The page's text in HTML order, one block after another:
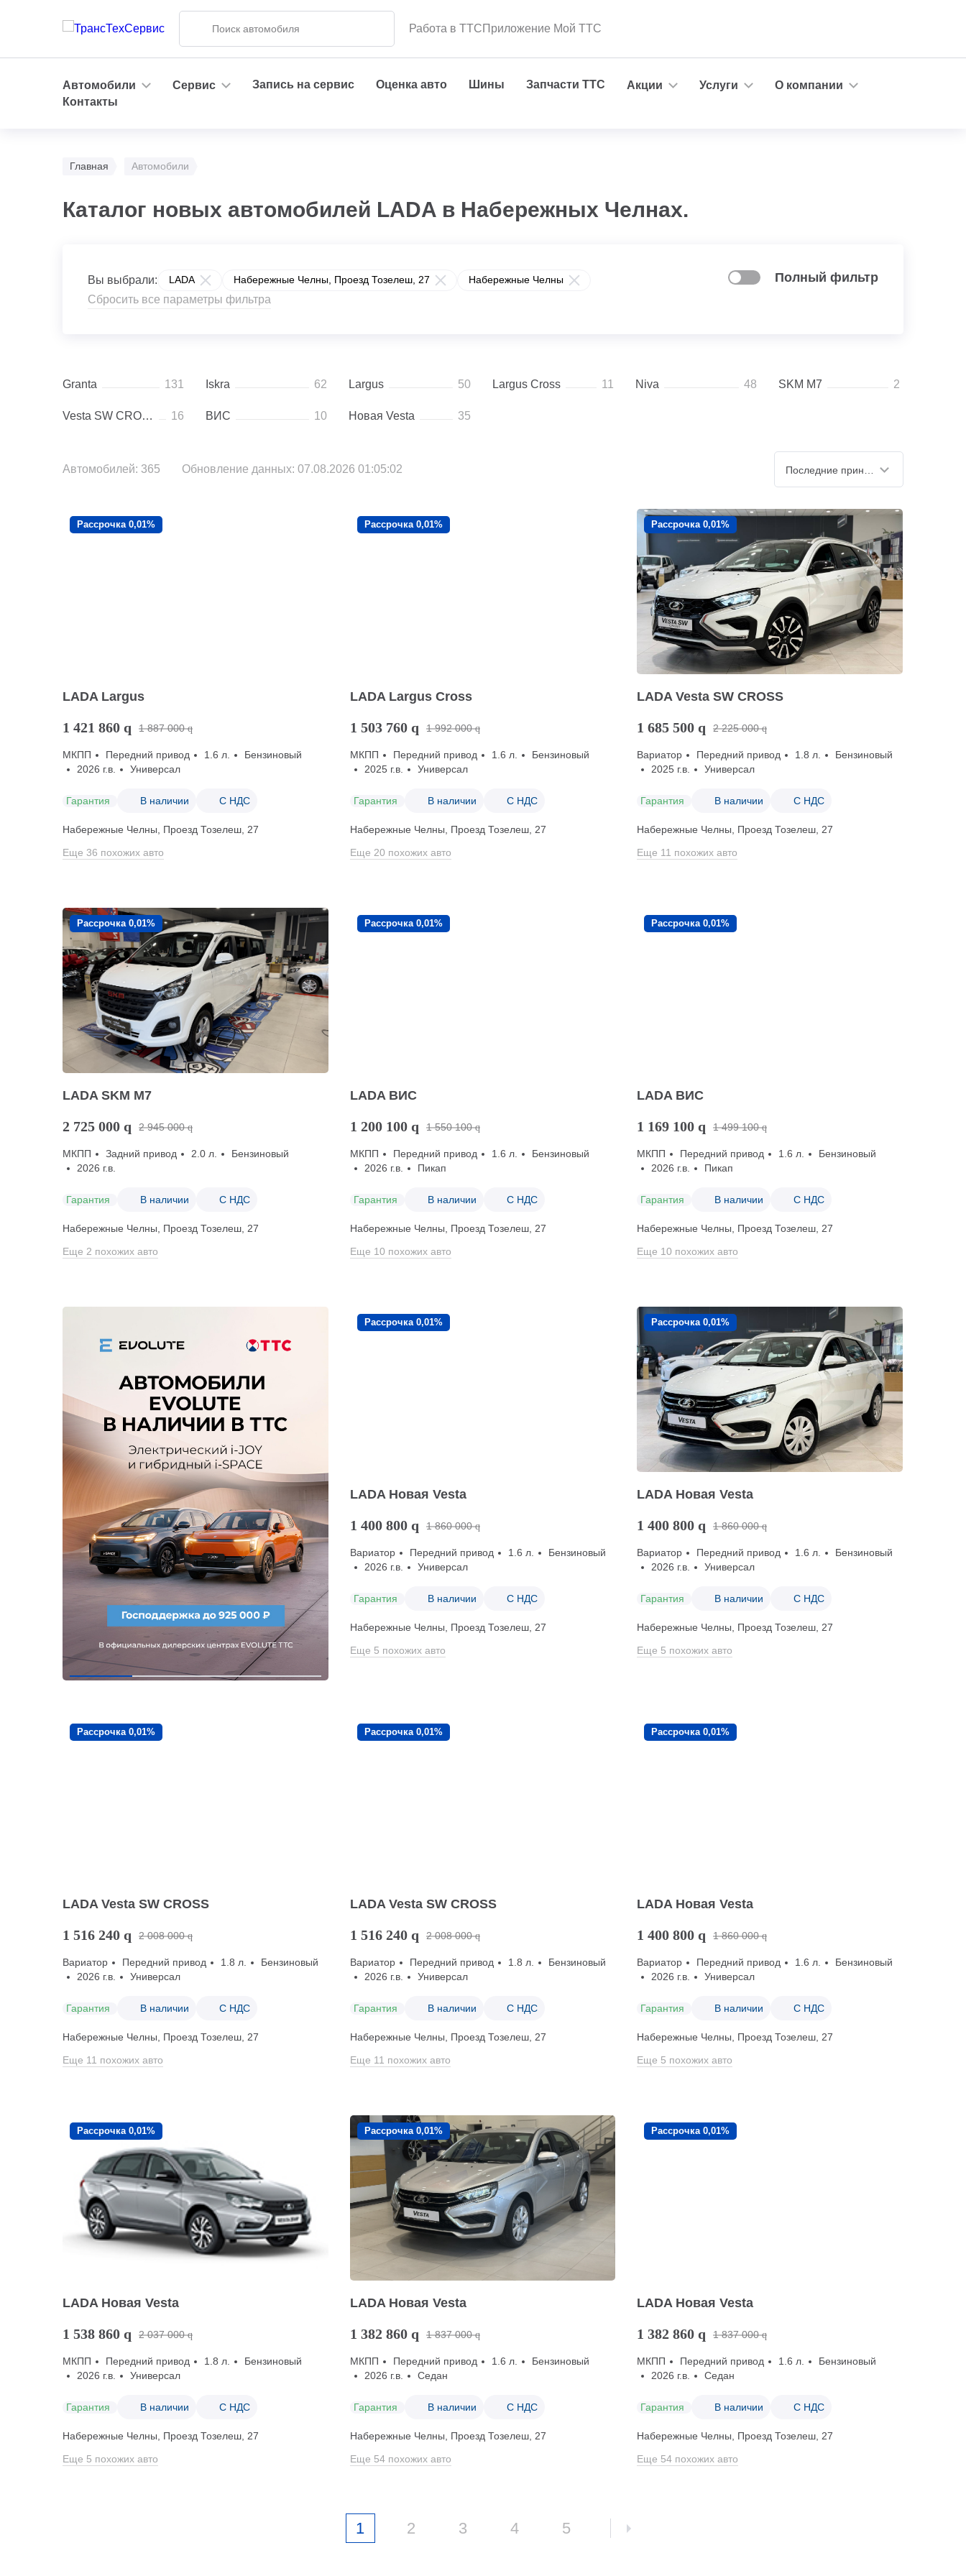
Работа в ТТСПриложение Мой ТТС
Автомобили Сервис Запись на сервис Оценка авто Шины Запчасти ТТС Акции Услуги
О компании
Контакты
Главная Автомобили
Каталог новых автомобилей LADA в Набережных Челнах.
Вы выбрали: LADA Набережные Челны, Проезд ​Тозелеш, 27 Набережные Челны
Сбросить все параметры фильтра
Полный фильтр
Granta 131 Iskra 62 Largus 50 Largus Cross 11 Niva 48 SKM M7 2
Vesta SW CROSS 16 ВИС 10 Новая Vesta 35
Автомобилей: 365 Обновление данных: 07.08.2026 01:05:02
Рассрочка 0,01%
LADA Largus
1 421 860 q 1 887 000 q
МКПП Передний привод 1.6 л.
Бензиновый
2026 г.в.
Универсал
Гарантия В наличии С НДС
Набережные Челны, Проезд ​Тозелеш, 27
Еще 36 похожих авто
Рассрочка 0,01%
LADA Largus Cross
1 503 760 q 1 992 000 q
МКПП Передний привод 1.6 л.
Бензиновый
2025 г.в.
Универсал
Гарантия В наличии С НДС
Набережные Челны, Проезд ​Тозелеш, 27
Еще 20 похожих авто
Рассрочка 0,01%
LADA Vesta SW CROSS
1 685 500 q 2 225 000 q
Вариатор Передний привод 1.8 л.
Бензиновый
2025 г.в.
Универсал
Гарантия В наличии С НДС
Набережные Челны, Проезд ​Тозелеш, 27
Еще 11 похожих авто
Рассрочка 0,01%
LADA SKM M7
2 725 000 q 2 945 000 q
МКПП Задний привод 2.0 л.
Бензиновый
2026 г.в.
Гарантия В наличии С НДС
Набережные Челны, Проезд ​Тозелеш, 27
Еще 2 похожих авто
Рассрочка 0,01%
LADA ВИС
1 200 100 q 1 550 100 q
МКПП Передний привод 1.6 л.
Бензиновый
2026 г.в.
Пикап
Гарантия В наличии С НДС
Набережные Челны, Проезд ​Тозелеш, 27
Еще 10 похожих авто
Рассрочка 0,01%
LADA ВИС
1 169 100 q 1 499 100 q
МКПП Передний привод 1.6 л.
Бензиновый
2026 г.в.
Пикап
Гарантия В наличии С НДС
Набережные Челны, Проезд ​Тозелеш, 27
Еще 10 похожих авто
Рассрочка 0,01%
LADA Новая Vesta
1 400 800 q 1 860 000 q
Вариатор Передний привод 1.6 л.
Бензиновый
2026 г.в.
Универсал
Гарантия В наличии С НДС
Набережные Челны, Проезд ​Тозелеш, 27
Еще 5 похожих авто
Рассрочка 0,01%
LADA Новая Vesta
1 400 800 q 1 860 000 q
Вариатор Передний привод 1.6 л.
Бензиновый
2026 г.в.
Универсал
Гарантия В наличии С НДС
Набережные Челны, Проезд ​Тозелеш, 27
Еще 5 похожих авто
Рассрочка 0,01%
LADA Vesta SW CROSS
1 516 240 q 2 008 000 q
Вариатор Передний привод 1.8 л.
Бензиновый
2026 г.в.
Универсал
Гарантия В наличии С НДС
Набережные Челны, Проезд ​Тозелеш, 27
Еще 11 похожих авто
Рассрочка 0,01%
LADA Vesta SW CROSS
1 516 240 q 2 008 000 q
Вариатор Передний привод 1.8 л.
Бензиновый
2026 г.в.
Универсал
Гарантия В наличии С НДС
Набережные Челны, Проезд ​Тозелеш, 27
Еще 11 похожих авто
Рассрочка 0,01%
LADA Новая Vesta
1 400 800 q 1 860 000 q
Вариатор Передний привод 1.6 л.
Бензиновый
2026 г.в.
Универсал
Гарантия В наличии С НДС
Набережные Челны, Проезд ​Тозелеш, 27
Еще 5 похожих авто
Рассрочка 0,01%
LADA Новая Vesta
1 538 860 q 2 037 000 q
МКПП Передний привод 1.8 л.
Бензиновый
2026 г.в.
Универсал
Гарантия В наличии С НДС
Набережные Челны, Проезд ​Тозелеш, 27
Еще 5 похожих авто
Рассрочка 0,01%
LADA Новая Vesta
1 382 860 q 1 837 000 q
МКПП Передний привод 1.6 л.
Бензиновый
2026 г.в.
Седан
Гарантия В наличии С НДС
Набережные Челны, Проезд ​Тозелеш, 27
Еще 54 похожих авто
Рассрочка 0,01%
LADA Новая Vesta
1 382 860 q 1 837 000 q
МКПП Передний привод 1.6 л.
Бензиновый
2026 г.в.
Седан
Гарантия В наличии С НДС
Набережные Челны, Проезд ​Тозелеш, 27
Еще 54 похожих авто
1 2 3 4 5